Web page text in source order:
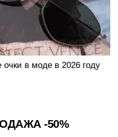
в моде в 2026 году
-50%